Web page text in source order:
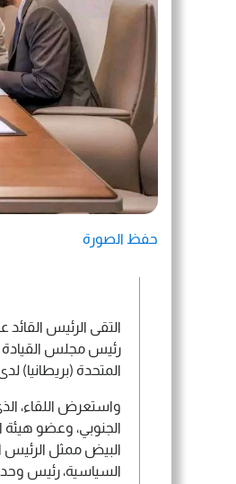
حفظ الصورة
التقى الرئيس
رئيس مجلس القيادة
المتحدة (بريطانيا)
واستعرض اللقاء،
الجنوبي، وعضو هيئة
البيض ممثل الرئيس
السياسية، رئيس